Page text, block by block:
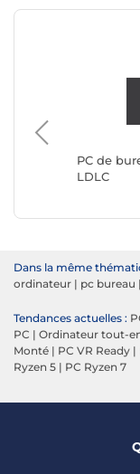
PC de
LDLC
Dans la même
ordinateur | pc bureau |
Tendances actuelles :
PC | Ordinateur tout-
Monté | PC VR Ready |
Ryzen 5 | PC Ryzen 7